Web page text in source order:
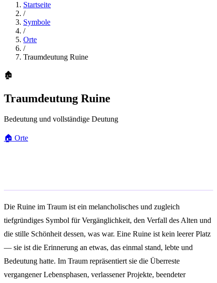
Startseite
/
Symbole
/
Orte
/
Traumdeutung Ruine
🏚️
Traumdeutung Ruine
Bedeutung und vollständige Deutung
🏠 Orte
Die Ruine im Traum ist ein melancholisches und zugleich
tiefgründiges Symbol für Vergänglichkeit, den Verfall des Alten und
die stille Schönheit dessen, was war. Eine Ruine ist kein leerer Platz
— sie ist die Erinnerung an etwas, das einmal stand, lebte und
Bedeutung hatte. Im Traum repräsentiert sie die Überreste
vergangener Lebensphasen, verlassener Projekte, beendeter